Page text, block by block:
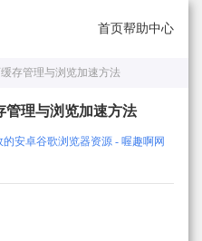
首页帮助中心
存管理与浏览加速方法
管理与浏览加速方法
的安卓谷歌浏览器资源 - 喔趣啊网